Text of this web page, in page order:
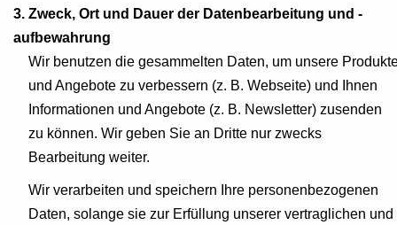
3. Zweck, Ort und Dauer der Datenbearbeitung und -
aufbewahrung
Wir benutzen die gesammelten Daten, um unsere
und Angebote zu verbessern (z. B. Webseite) und Ihnen
Informationen und Angebote (z. B. Newsletter) zusenden
zu können. Wir geben Sie an Dritte nur zwecks
Bearbeitung weiter.
Wir verarbeiten und speichern Ihre personenbezogenen
Daten, solange sie zur Erfüllung unserer vertraglichen und